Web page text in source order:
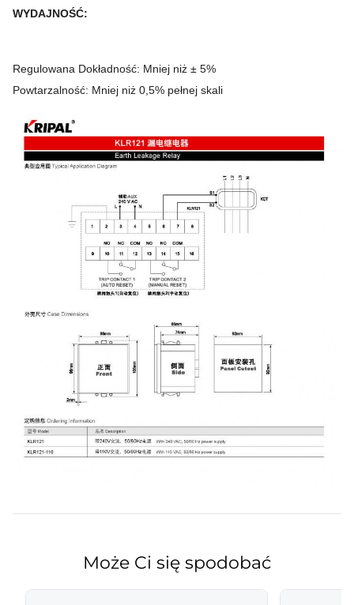
WYDAJNOŚĆ:
Regulowana Dokładność: Mniej niż ± 5%
Powtarzalność: Mniej niż 0,5% pełnej skali
Może Ci się spodobać